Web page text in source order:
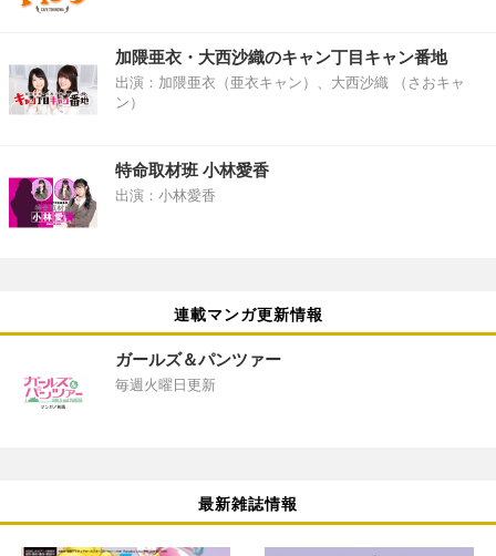
加隈亜衣・大西沙織のキャン丁目キャン番地
出演：加隈亜衣（亜衣キャン）、大西沙織 （さおキャ
ン）
特命取材班 小林愛香
出演：小林愛香
連載マンガ更新情報
ガールズ＆パンツァー
毎週火曜日更新
最新雑誌情報